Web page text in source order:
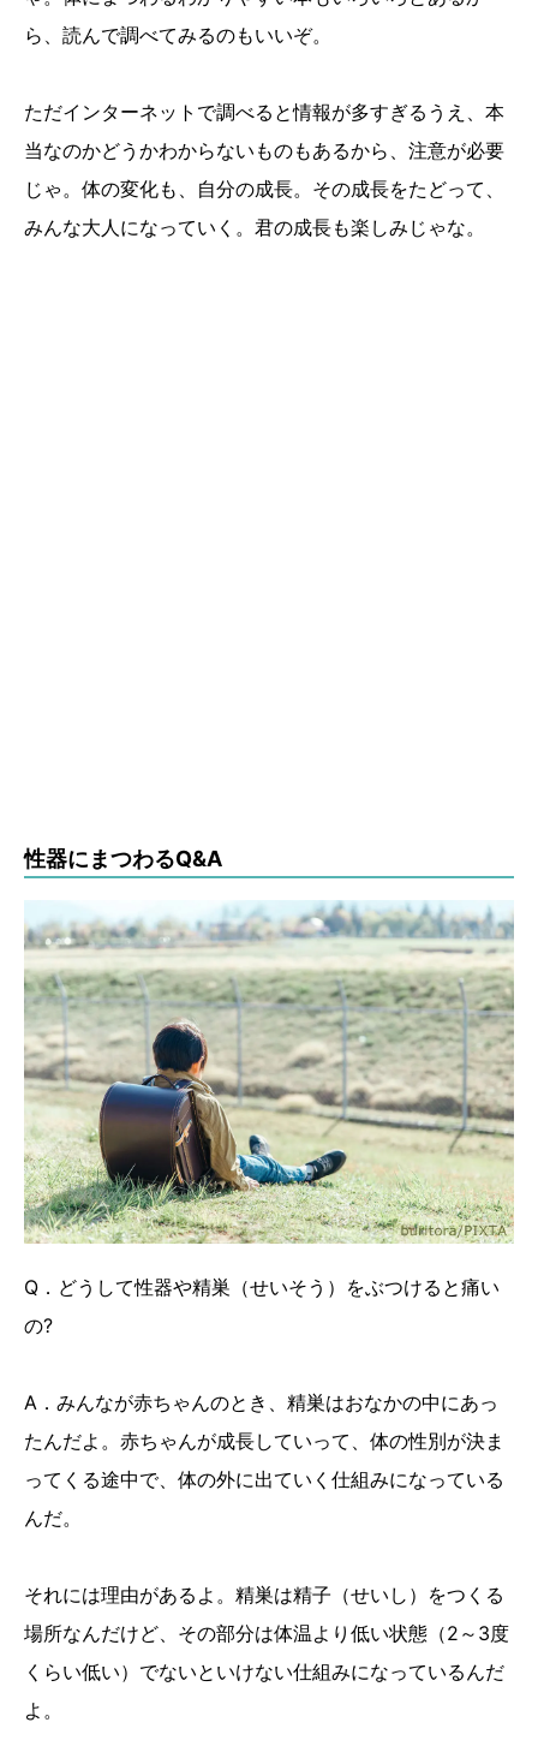
ら、読んで調べてみるのもいいぞ。
ただインターネットで調べると情報が多すぎるうえ、本
当なのかどうかわからないものもあるから、注意が必要
じゃ。体の変化も、自分の成長。その成長をたどって、
みんな大人になっていく。君の成長も楽しみじゃな。
性器にまつわるQ&A
Q．どうして性器や精巣（せいそう）をぶつけると痛い
の?
A．みんなが赤ちゃんのとき、精巣はおなかの中にあっ
たんだよ。赤ちゃんが成長していって、体の性別が決ま
ってくる途中で、体の外に出ていく仕組みになっている
んだ。
それには理由があるよ。精巣は精子（せいし）をつくる
場所なんだけど、その部分は体温より低い状態（2～3度
くらい低い）でないといけない仕組みになっているんだ
よ。